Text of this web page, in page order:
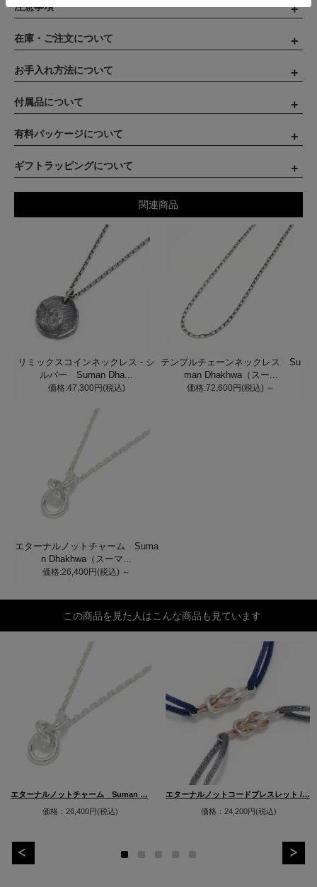
注意事項
在庫・ご注文について
お手入れ方法について
付属品について
有料パッケージについて
ギフトラッピングについて
関連商品
リミックスコインネックレス - シ
ルバー Suman Dha...
価格:47,300円(税込)
テンプルチェーンネックレス Su
man Dhakhwa（スー...
価格:72,600円(税込) ～
エターナルノットチャーム Suma
n Dhakhwa（スーマ...
価格:26,400円(税込) ～
この商品を見た人はこんな商品も見ています
エターナルノットチャーム Suman …
価格：26,400円(税込)
エターナルノットコードブレスレット /…
価格：24,200円(税込)